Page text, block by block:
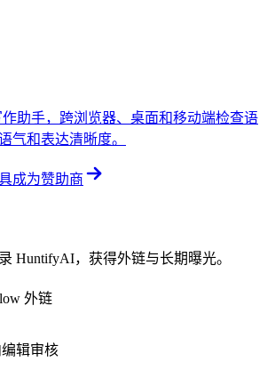
作助手，跨浏览器、桌面和移动端检查语
气和表达清晰度。
成为赞助商
HuntifyAI，获得外链与长期曝光。
外链
辑审核